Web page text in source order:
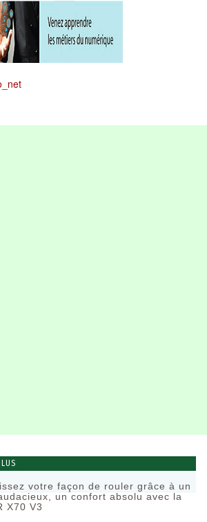
votre façon de rouler grâce à un
un confort absolu avec la
X70 V3